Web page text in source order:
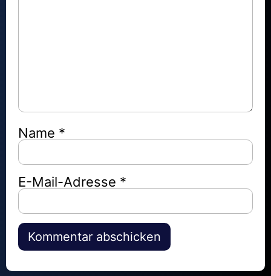
Name *
E-Mail-Adresse *
Alternative: